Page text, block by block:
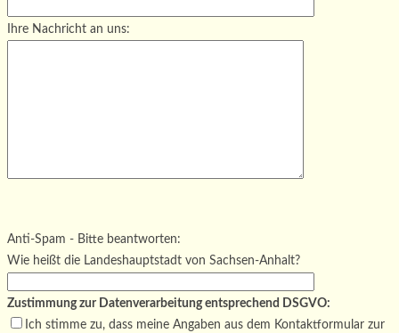
Ihre Nachricht an uns:
Bitte lasse dieses Feld leer.
Anti-Spam - Bitte beantworten:
Wie heißt die Landeshauptstadt von Sachsen-Anhalt?
Zustimmung zur Datenverarbeitung entsprechend DSGVO:
Ich stimme zu, dass meine Angaben aus dem Kontaktformular zur